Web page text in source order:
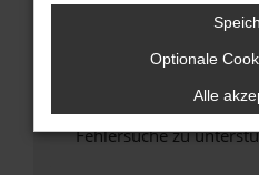
Wende dich an den
Wenn du alle oben
hast, kontaktiere uns
versuchen, das
uns diesen Text
Fehlersuche zu
Optionale
Alle